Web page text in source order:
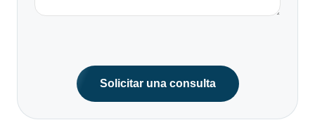
Solicitar una consulta